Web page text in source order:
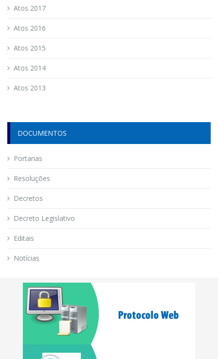
Atos 2017
Atos 2016
Atos 2015
Atos 2014
Atos 2013
DOCUMENTOS
Portarias
Resoluções
Decretos
Decreto Legislativo
Editais
Notícias